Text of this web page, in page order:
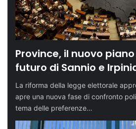
Province, il nuovo
futuro di Sannio e
La riforma della legge elettorale
apre una nuova fase di confronto
tema delle preferenze…